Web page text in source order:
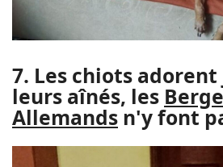
7. Les chiots
leurs aînés, les
Allemands n'y font